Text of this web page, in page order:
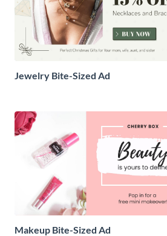
Jewelry Bite-Sized Ad
Makeup Bite-Sized Ad